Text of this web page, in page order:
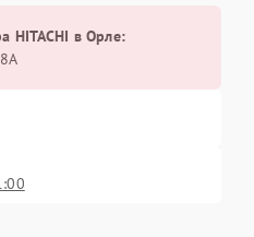
HITACHI в Орле: